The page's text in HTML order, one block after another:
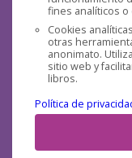
fines analíticos
Cookies
otras
anonimato.
sitio web y
libros.
Política de